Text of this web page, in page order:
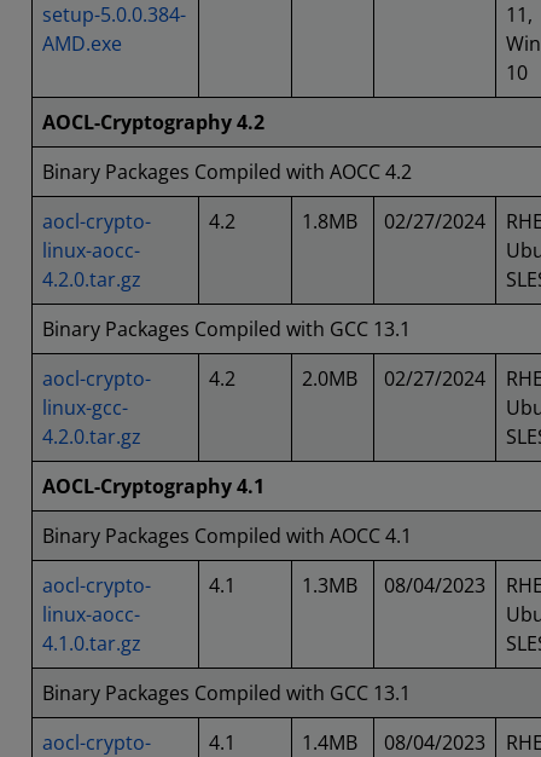
setup-5.0.0.384-
AMD.exe
11,
10
AOCL-Cryptography 4.2
Binary Packages Compiled with AOCC 4.2
aocl-crypto-
linux-aocc-
4.2.0.tar.gz
4.2 1.8MB 02/27/2024
Binary Packages Compiled with GCC 13.1
aocl-crypto-
linux-gcc-
4.2.0.tar.gz
4.2 2.0MB 02/27/2024
AOCL-Cryptography 4.1
Binary Packages Compiled with AOCC 4.1
aocl-crypto-
linux-aocc-
4.1.0.tar.gz
4.1 1.3MB 08/04/2023
Binary Packages Compiled with GCC 13.1
aocl-crypto-
4.1 1.4MB 08/04/2023